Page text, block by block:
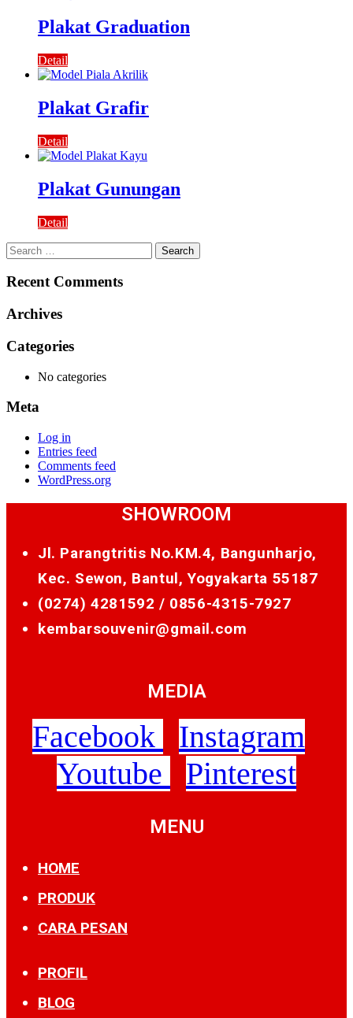
Plakat Graduation
Detail
Plakat Grafir
Detail
Plakat Gunungan
Detail
Search
for:
Recent Comments
Archives
Categories
No categories
Meta
Log in
Entries feed
Comments feed
WordPress.org
SHOWROOM
Jl. Parangtritis No.KM.4, Bangunharjo,
Kec. Sewon, Bantul, Yogyakarta 55187
(0274) 4281592 / 0856-4315-7927
kembarsouvenir@gmail.com
MEDIA
Facebook
Instagram
Youtube
Pinterest
MENU
HOME
PRODUK
CARA PESAN
PROFIL
BLOG